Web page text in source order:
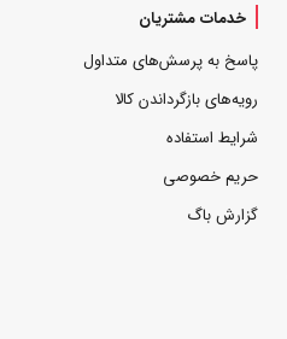
خدمات مشتریان
پاسخ به پرسش‌های متداول
رویه‌های بازگرداندن کالا
شرایط استفاده
حریم خصوصی
گزارش باگ